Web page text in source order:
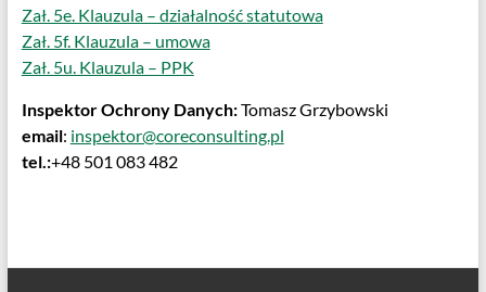
Zał. 5e. Klauzula – działalność statutowa
Zał. 5f. Klauzula – umowa
Zał. 5u. Klauzula – PPK
Inspektor Ochrony Danych:Tomasz Grzybowski
email: inspektor@coreconsulting.pl
tel.:+48 501 083 482